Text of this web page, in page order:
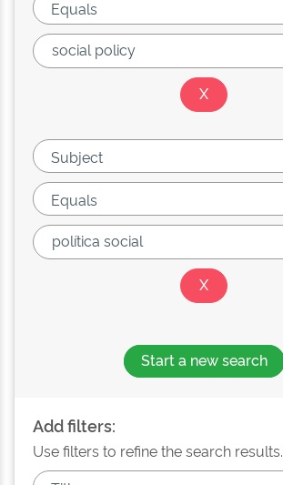
Start a new search
Add filters:
Use filters to refine the search results.